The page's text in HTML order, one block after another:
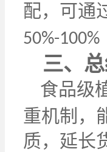
配，可通
50%-100%
三、
食品级
重机制，
质，延长